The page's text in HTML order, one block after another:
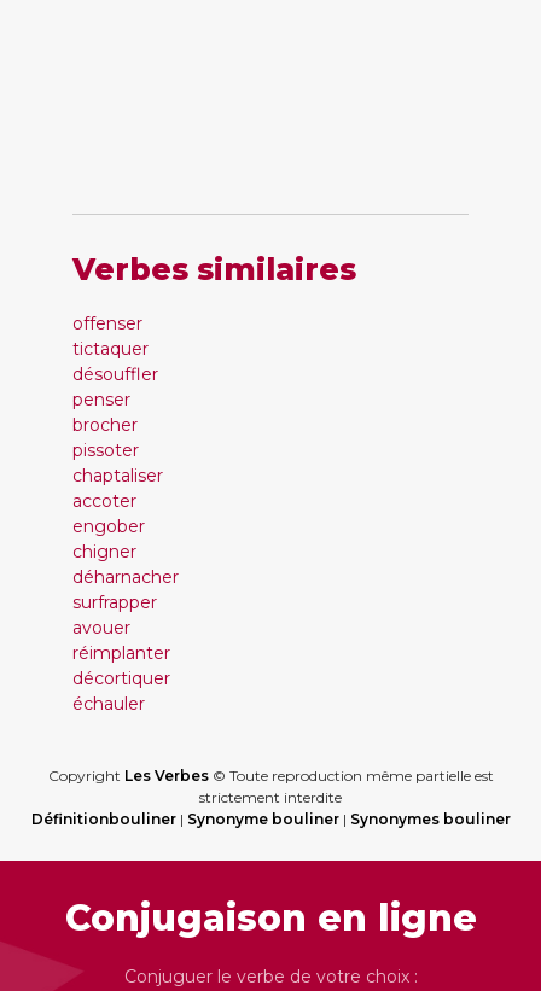
Verbes similaires
offenser
tictaquer
désouffler
penser
brocher
pissoter
chaptaliser
accoter
engober
chigner
déharnacher
surfrapper
avouer
réimplanter
décortiquer
échauler
Copyright Les Verbes© Toute reproduction même partielle est
strictement interdite
Définitionbouliner| Synonyme bouliner| Synonymes bouliner
Conjugaison en ligne
Conjuguer le verbe de votre choix :